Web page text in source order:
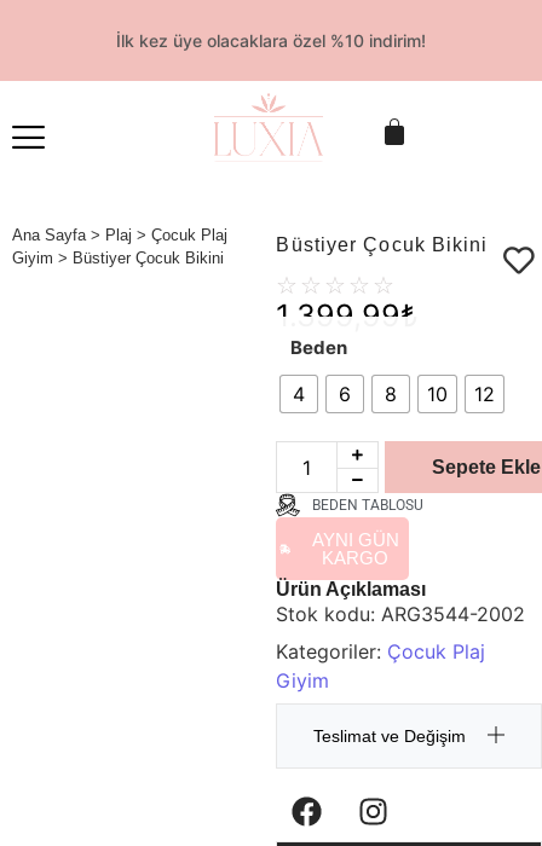
İlk kez üye olacaklara özel %10 indirim!
Ana Sayfa > Plaj > Çocuk Plaj
Giyim > Büstiyer Çocuk Bikini
Büstiyer Çocuk Bikini
☆ ☆ ☆ ☆ ☆
1.399,99₺
Beden
4 6 8 10 12
Sepete Ekle
BEDEN TABLOSU
AYNI GÜN
KARGO
Ürün Açıklaması
Stok kodu:ARG3544-2002
Kategoriler: Çocuk Plaj
Giyim
Teslimat ve Değişim